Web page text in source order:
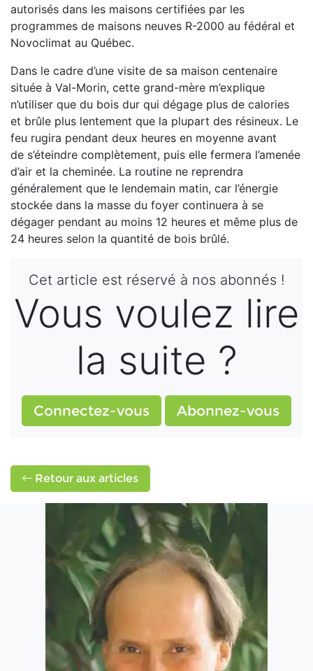
autorisés dans les maisons certifiées par les
programmes de maisons neuves R-2000 au fédéral et
Novoclimat au Québec.
Dans le cadre d’une visite de sa maison centenaire
située à Val-Morin, cette grand-mère m’explique
n’utiliser que du bois dur qui dégage plus de calories
et brûle plus lentement que la plupart des résineux. Le
feu rugira pendant deux heures en moyenne avant
de s’éteindre complètement, puis elle fermera l’amenée
d’air et la cheminée. La routine ne reprendra
généralement que le lendemain matin, car l’énergie
stockée dans la masse du foyer continuera à se
dégager pendant au moins 12 heures et même plus de
24 heures selon la quantité de bois brûlé.
Cet article est réservé à nos abonnés !
Vous voulez lire
la suite ?
Connectez-vous Abonnez-vous
Retour aux articles